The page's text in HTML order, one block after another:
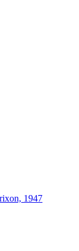
1947